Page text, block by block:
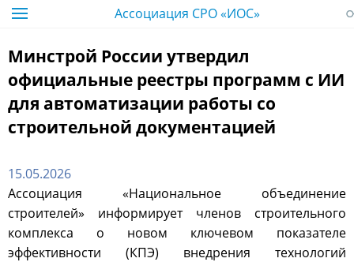
Ассоциация СРО «ИОС»
Минстрой России утвердил
официальные реестры программ с ИИ
для автоматизации работы со
строительной документацией
15.05.2026
Ассоциация «Национальное объединение
строителей» информирует членов строительного
комплекса о новом ключевом показателе
эффективности (КПЭ) внедрения технологий